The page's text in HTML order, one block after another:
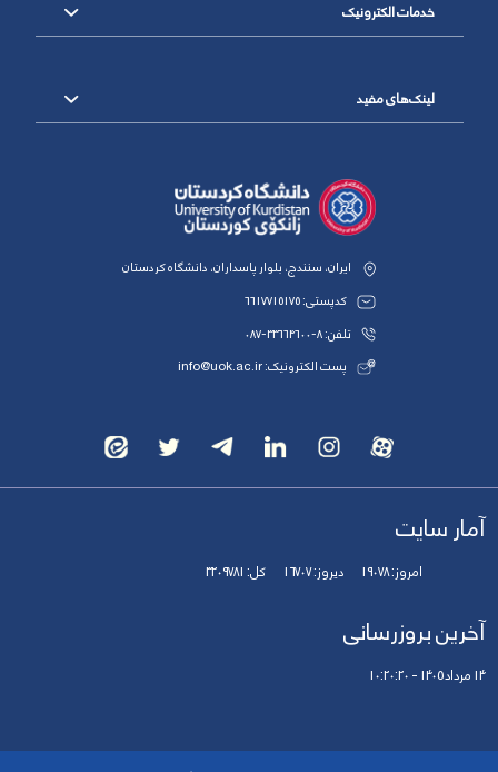
خدمات الکترونیک
لینک‌های مفید
ایران، سنندج، بلوار پاسداران، دانشگاه کردستان
کدپستی: 6617715175
تلفن: 8-33664600-087
پست الکترونیک: info@uok.ac.ir
آمار سایت
امروز:19078 دیروز:16707 کل:3209781
آخرین بروزرسانی
14 مرداد 1405 - 10:20:20